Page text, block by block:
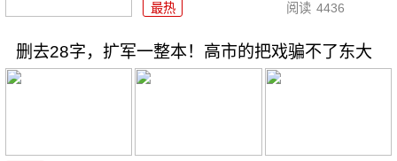
最热 阅读 4436
删去28字，扩军一整本！高市的把戏骗不了东大